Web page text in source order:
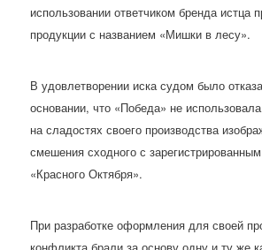
использовании ответчиком бренда истца
продукции с названием «Мишки в лесу».
В удовлетворении иска судом было
основании, что «Победа» не
на сладостях своего производства
смешения сходного с
«Красного Октября».
При разработке оформления для своей